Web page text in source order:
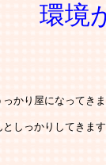
環境
かり屋になってき
しっかりしてきま